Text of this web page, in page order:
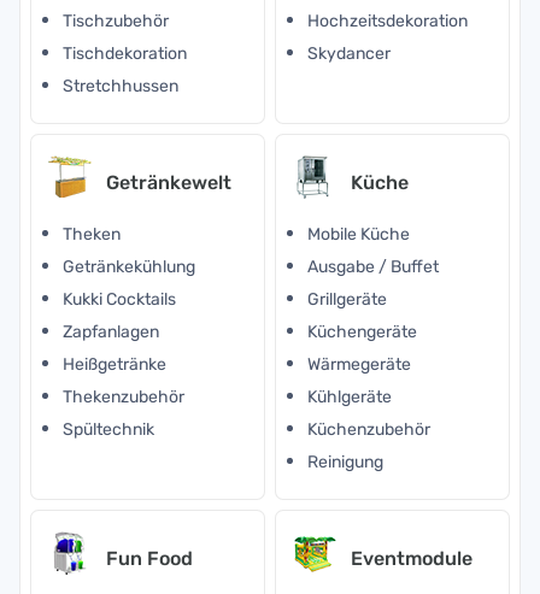
Tischzubehör
Tischdekoration
Stretchhussen
Hochzeitsdekoration
Skydancer
Getränkewelt
Theken
Getränkekühlung
Kukki Cocktails
Zapfanlagen
Heißgetränke
Thekenzubehör
Spültechnik
Küche
Mobile Küche
Ausgabe / Buffet
Grillgeräte
Küchengeräte
Wärmegeräte
Kühlgeräte
Küchenzubehör
Reinigung
Fun Food Eventmodule